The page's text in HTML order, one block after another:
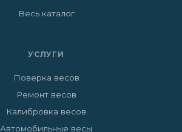
Весь каталог
УСЛУГИ
Поверка весов
Ремонт весов
Калибровка весов
Автомобильные весы